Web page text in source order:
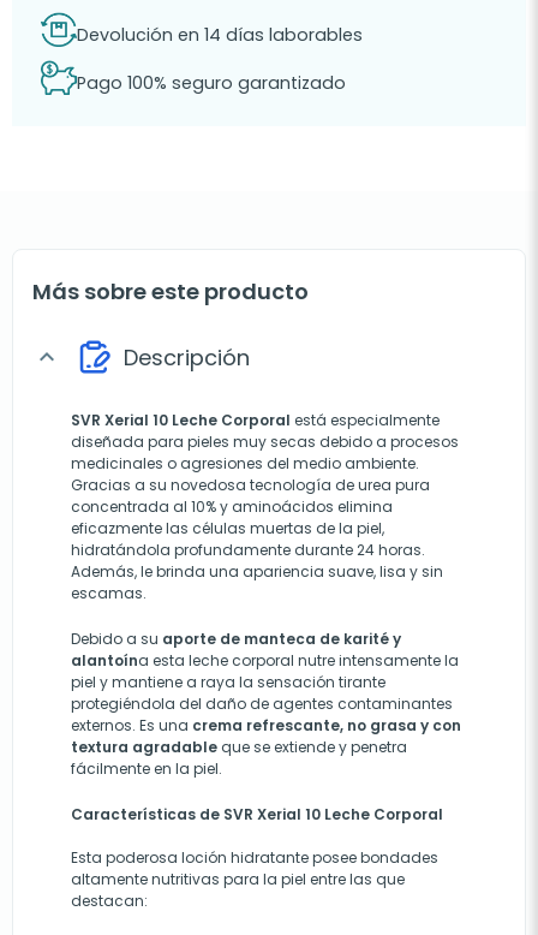
Devolución en 14 días laborables
Pago 100% seguro garantizado
Más sobre este producto
expand_more Descripción
SVR Xerial 10 Leche Corporal está especialmente
diseñada para pieles muy secas debido a procesos
medicinales o agresiones del medio ambiente.
Gracias a su novedosa tecnología de urea pura
concentrada al 10% y aminoácidos elimina
eficazmente las células muertas de la piel,
hidratándola profundamente durante 24 horas.
Además, le brinda una apariencia suave, lisa y sin
escamas.
Debido a su aporte de manteca de karité y
alantoína esta leche corporal nutre intensamente la
piel y mantiene a raya la sensación tirante
protegiéndola del daño de agentes contaminantes
externos. Es una crema refrescante, no grasa y con
textura agradable que se extiende y penetra
fácilmente en la piel.
Características de SVR Xerial 10 Leche Corporal
Esta poderosa loción hidratante posee bondades
altamente nutritivas para la piel entre las que
destacan: